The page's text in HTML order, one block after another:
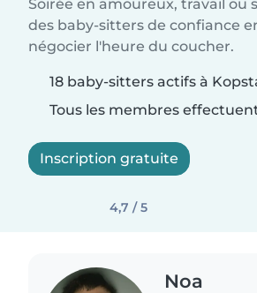
Soirée en amoureux, travail
des baby-sitters de confiance
négocier l'heure du coucher.
18 baby-sitters actifs à
Tous les membres
Inscription gratuite
4,7 / 5
Noa